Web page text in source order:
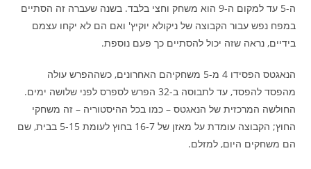
ה-5 עד למקום ה-9 הוא משחק וחצי בלבד. בשנה שעברה זה הסתיים
במפח נפש עבור הקבוצה של ניקולא יוקיץ' ואם הם לא יקחו עצמם
בידיים, נראה שזה יכול להסתיים כך פעם נוספת.
הנאגטס הפסידו 4 מ-5 משחקיהם האחרונים, כשההפרש עולה
מהפסד להפסד, עד לתבוסה ב-32 הפרש לספרס לפני שלושה ימים.
החולשה המרכזית של הנאגטס – כמו בכל ההיסטוריה – זה משחקי
החוץ; הקבוצה עומדת על מאזן של 16-7 בחוץ לעומת 5-15 בבית, שם
הם משחקים היום, למזלם.